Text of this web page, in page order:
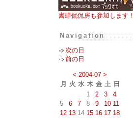
書肆侃侃房も参加します！
Navigation
次の日
前の日
< 2004-07 >
月
火 水 木 金 土 日
1
2 3
4
5
6 7 8 9 10 11
12 13 14 15 16 17 18